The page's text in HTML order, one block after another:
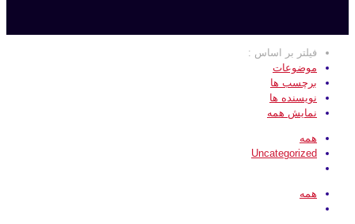
فیلتر بر اساس :
موضوعات
برچسب ها
نویسنده ها
نمایش همه
همه
Uncategorized
همه